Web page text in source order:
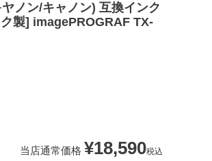
ノン/キャノン) 互換インク
製] imagePROGRAF TX-
当店通常価格 ¥18,590税込